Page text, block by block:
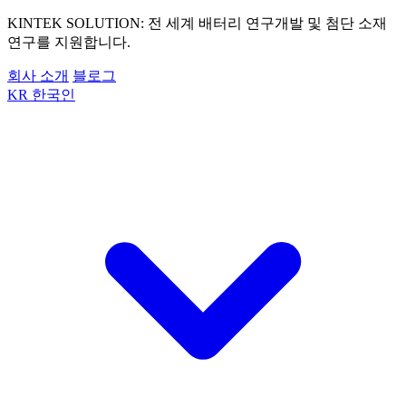
KINTEK SOLUTION: 전 세계 배터리 연구개발 및 첨단 소재
연구를 지원합니다.
회사 소개 블로그
KR 한국인